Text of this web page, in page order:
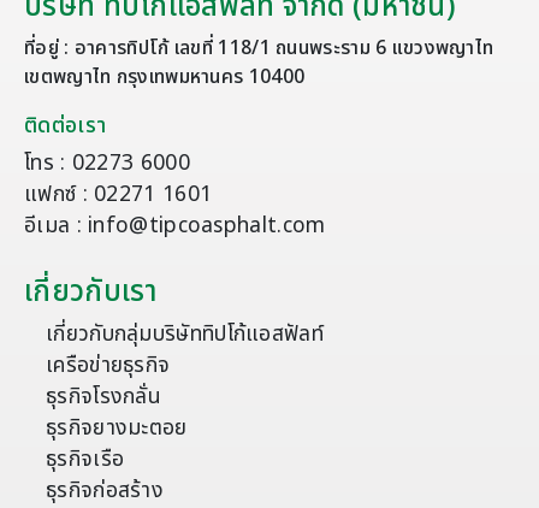
ที่อยู่ : อาคารทิปโก้ เลขที่ 118/1 ถนนพระราม 6 แขวงพญาไท
เขตพญาไท กรุงเทพมหานคร 10400
ติดต่อเรา
โทร : 02273 6000
แฟกซ์ : 02271 1601
อีเมล : info@tipcoasphalt.com
เกี่ยวกับเรา
เกี่ยวกับกลุ่มบริษัททิปโก้แอสฟัลท์
เครือข่ายธุรกิจ
ธุรกิจโรงกลั่น
ธุรกิจยางมะตอย
ธุรกิจเรือ
ธุรกิจก่อสร้าง